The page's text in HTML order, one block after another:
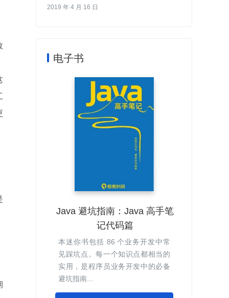
2019 年 4 月 16 日
电子书
Java 避坑指南：Java 高手笔
记代码篇
本迷你书包括 86 个业务开发中常
见踩坑点。每一个知识点都相当的
实用，是程序员业务开发中的必备
避坑指南...